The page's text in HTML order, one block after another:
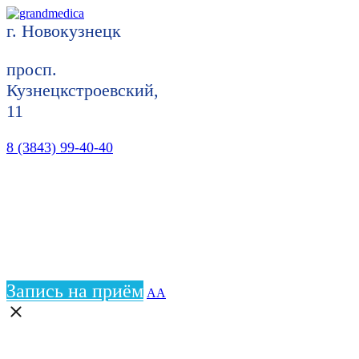
г. Новокузнецк
просп.
Кузнецкстроевский,
11
8 (3843) 99-40-40
Запись на приём АА